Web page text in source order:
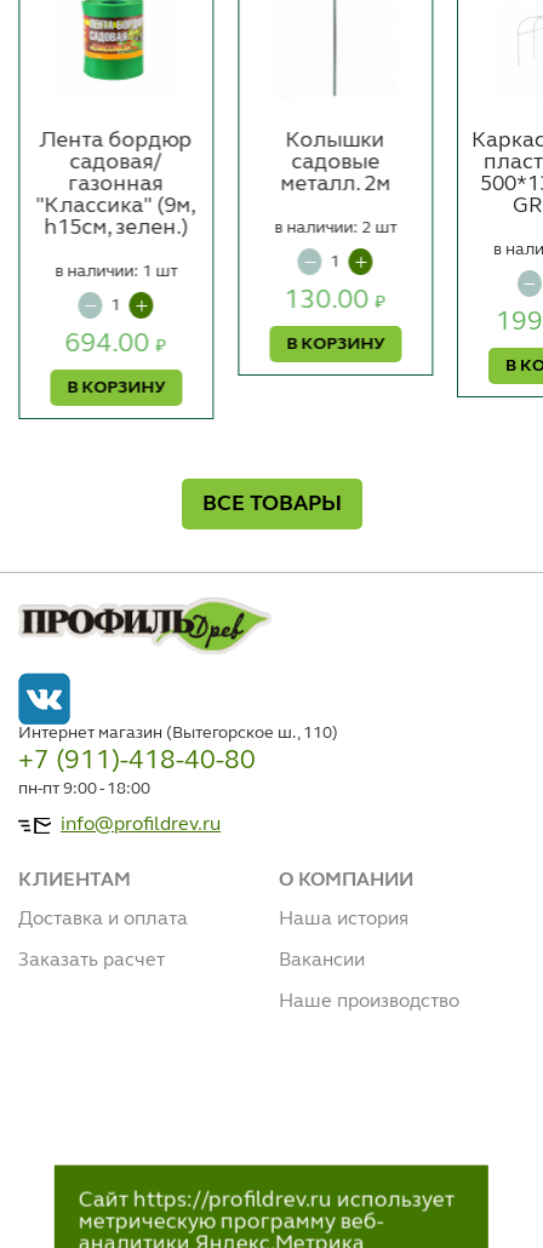
Лента бордюр
садовая/
газонная
"Классика" (9м,
h15см, зелен.)
694.00₽
В КОРЗИНУ
в наличии: 1 шт
Колышки
садовые
металл. 2м
130.00₽
В КОРЗИНУ
в наличии: 2 шт
В
в
ВСЕ ТОВАРЫ
Интернет магазин (Вытегорское ш., 110)
+7 (911)-418-40-80
пн-пт 9:00 - 18:00
info@profildrev.ru
КЛИЕНТАМ
Доставка и оплата
Заказать расчет
О КОМПАНИИ
Наша история
Вакансии
Наше производство
Сайт https://profildrev.ru использует
метрическую программу веб-